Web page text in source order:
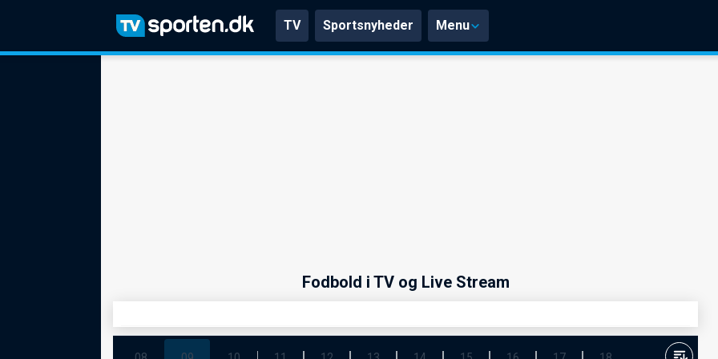
TV Sportsnyheder Menu
Fodbold i TV og Live Stream